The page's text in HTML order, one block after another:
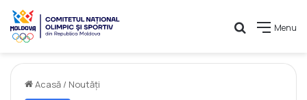
Menu
Caută
Acasă / Noutăți